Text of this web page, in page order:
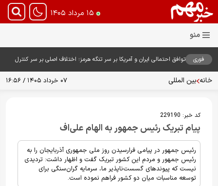
۱۵ مرداد ۱۴۰۵
فوری
توافق احتمالی ایران و آمریکا بر سر تنگه هرمز؛ اختلاف اصلی بر سر کنترل
خانه بین المللی ۰۷ خرداد ۱۴۰۵ / ۱۶:۵۶
کد خبر: 229190
پیام تبریک رئیس جمهور به الهام علی‌اف
رئیس جمهور در پیامی فرارسیدن روز ملی جمهوری آذربایجان را به
رئیس جمهور و مردم این کشور تبریک گفت و اظهار داشت: تردیدی
نیست که پیوندهای گسست‌ناپذیر ما، سرمایه گران‌سنگی برای
توسعه مناسبات میان دو کشور فراهم نموده است.